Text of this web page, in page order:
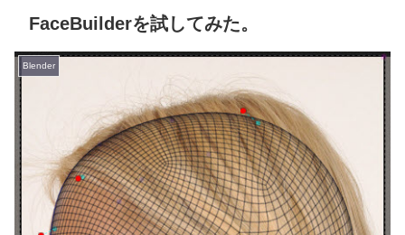
FaceBuilderを試してみた。
Blender